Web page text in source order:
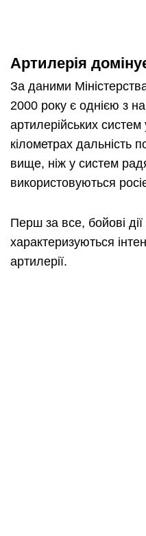
Артилерія
За даними
2000 року є однією з
артилерійських
кілометрах дальність
вище, ніж у систем
використовуються
Перш за все, бойові дії
характеризуються
артилерії.